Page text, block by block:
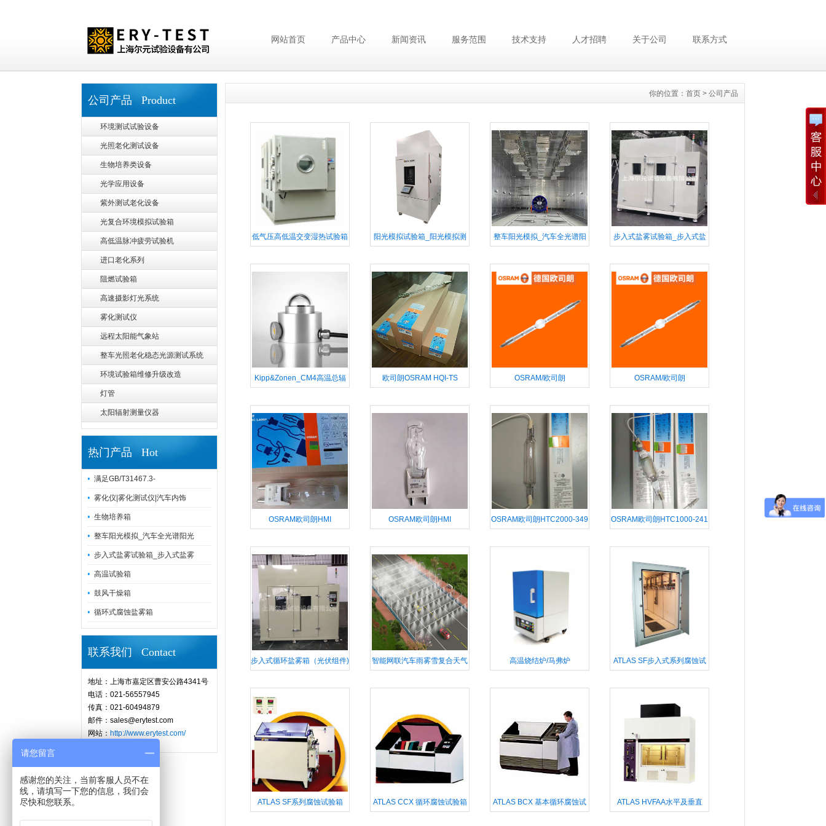
网站首页 产品中心 新闻资讯 服务范围 技术支持 人才招聘 关于公司 联系方式
公司产品 Product
环境测试试验设备
光照老化测试设备
生物培养类设备
光学应用设备
紫外测试老化设备
光复合环境模拟试验箱
高低温脉冲疲劳试验机
进口老化系列
阻燃试验箱
高速摄影灯光系统
雾化测试仪
远程太阳能气象站
整车光照老化稳态光源测试系统
环境试验箱维修升级改造
灯管
太阳辐射测量仪器
热门产品 Hot
满足GB/T31467.3-
雾化仪|雾化测试仪|汽车内饰
生物培养箱
整车阳光模拟_汽车全光谱阳光
步入式盐雾试验箱_步入式盐雾
高温试验箱
鼓风干燥箱
循环式腐蚀盐雾箱
联系我们 Contact
地址：上海市嘉定区曹安公路4341号
电话：021-56557945
传真：021-60494879
邮件：sales@erytest.com
网站： http://www.erytest.com/
你的位置： 首页 > 公司产品
低气压高低温交变湿热试验箱 阳光模拟试验箱_阳光模拟测 整车阳光模拟_汽车全光谱阳
拟加速老
步入式盐雾试验箱_步入式盐
Kipp&Zonen_CM4高温总辐 欧司朗OSRAM HQI-TS OSRAM/欧司朗
灯管
OSRAM/欧司朗
灯管
OSRAM欧司朗HMI OSRAM欧司朗HMI
明灯
OSRAM欧司朗HTC2000-349 OSRAM欧司朗HTC1000-241
步入式循环盐雾箱（光伏组件) 智能网联汽车雨雾雪复合天气 高温烧结炉/马弗炉 ATLAS SF步入式系列腐蚀试
ATLAS SF系列腐蚀试验箱 ATLAS CCX 循环腐蚀试验箱 ATLAS BCX 基本循环腐蚀试 ATLAS HVFAA水平及垂直
请您留言
感谢您的关注，当前客服人员不在
线，请填写一下您的信息，我们会
尽快和您联系。